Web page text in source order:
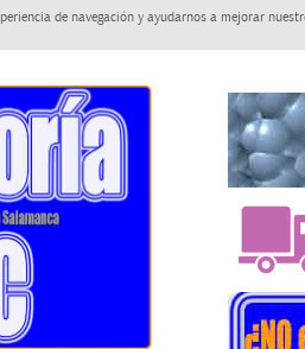
de navegación y ayudarnos a mejorar